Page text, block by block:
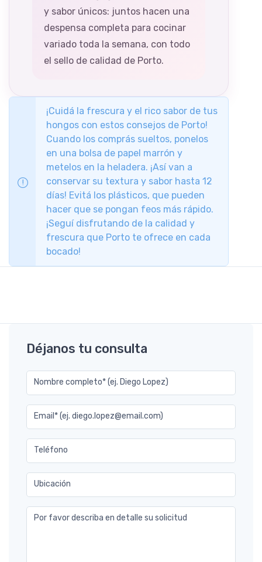
y sabor únicos: juntos hacen una
despensa completa para cocinar
variado toda la semana, con todo
el sello de calidad de Porto.
¡Cuidá la frescura y el rico sabor de tus
hongos con estos consejos de Porto!
Cuando los comprás sueltos, ponelos
en una bolsa de papel marrón y
metelos en la heladera. ¡Así van a
conservar su textura y sabor hasta 12
días! Evitá los plásticos, que pueden
hacer que se pongan feos más rápido.
¡Seguí disfrutando de la calidad y
frescura que Porto te ofrece en cada
bocado!
Déjanos tu consulta
Nombre completo* (ej. Diego Lopez)
Email* (ej. diego.lopez@email.com)
Teléfono
Ubicación
Por favor describa en detalle su solicitud